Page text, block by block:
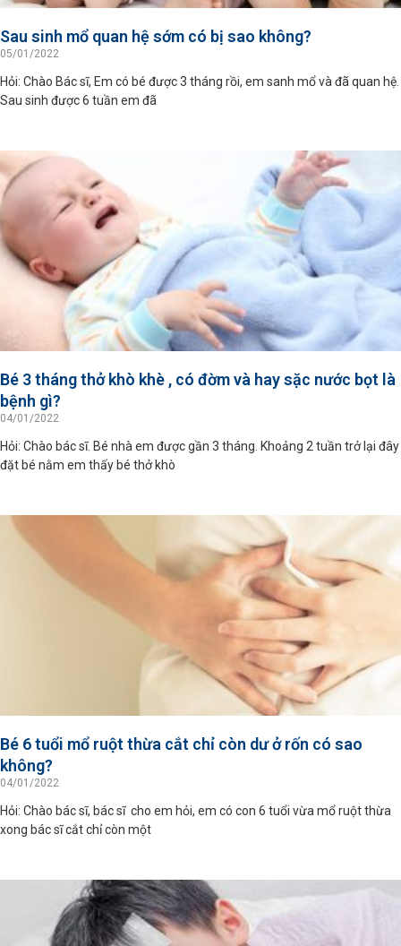
Sau sinh mổ quan hệ sớm có bị sao không?
05/01/2022
Hỏi: Chào Bác sĩ, Em có bé được 3 tháng rồi, em sanh mổ và đã quan hệ.
Sau sinh được 6 tuần em đã
Bé 3 tháng thở khò khè , có đờm và hay sặc nước bọt là
bệnh gì?
04/01/2022
Hỏi: Chào bác sĩ. Bé nhà em được gần 3 tháng. Khoảng 2 tuần trở lại đây
đặt bé nằm em thấy bé thở khò
Bé 6 tuổi mổ ruột thừa cắt chỉ còn dư ở rốn có sao
không?
04/01/2022
Hỏi: Chào bác sĩ, bác sĩ cho em hỏi, em có con 6 tuổi vừa mổ ruột thừa
xong bác sĩ cắt chỉ còn một